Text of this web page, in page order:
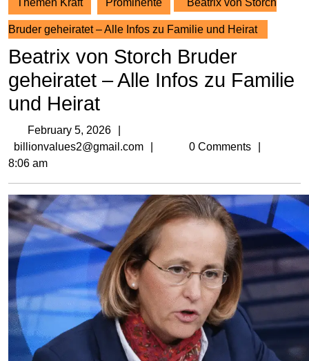
Themen Kraft Prominente Beatrix von Storch
Bruder geheiratet – Alle Infos zu Familie und Heirat
Beatrix von Storch Bruder
geheiratet – Alle Infos zu Familie
und Heirat
February 5, 2026
5,
billionvalues2@gmail.com billionvalues2@gmail.com
0 Comments
8:06 am